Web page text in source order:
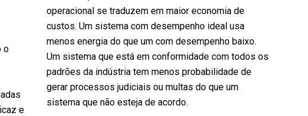
o
e
operacional se traduzem em maior economia de
custos. Um sistema com desempenho ideal usa
menos energia do que um com desempenho baixo.
Um sistema que está em conformidade com todos os
padrões da indústria tem menos probabilidade de
gerar processos judiciais ou multas do que um
sistema que não esteja de acordo.